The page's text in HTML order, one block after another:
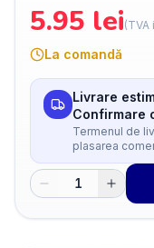
5.95 lei(TVA
La comandă
Livrare
Confirmare
Termenul de
plasarea